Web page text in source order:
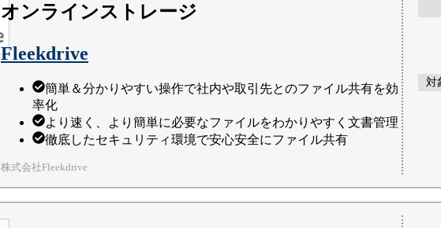
オンラインストレージ
Fleekdrive
簡単＆分かりやすい操作で社内や取引先とのファイル共有を効
率化
より速く、より簡単に必要なファイルをわかりやすく文書管理
徹底したセキュリティ環境で安心安全にファイル共有
株式会社Fleekdrive
対